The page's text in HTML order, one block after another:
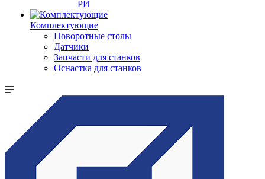
РИ
Комплектующие
Поворотные столы
Датчики
Запчасти для станков
Оснастка для станков